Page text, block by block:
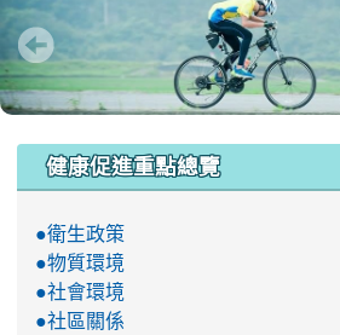
健康促進重點總覽
●衛生政策
●物質環境
●社會環境
●社區關係